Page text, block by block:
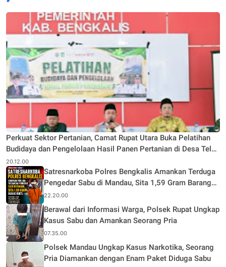
Perkuat Sektor Pertanian, Camat Rupat Utara Buka Pelatihan
Budidaya dan Pengelolaan Hasil Panen Pertanian di Desa Teluk
Rhu
20.12.00
Satresnarkoba Polres Bengkalis Amankan Terduga
Pengedar Sabu di Mandau, Sita 1,59 Gram Barang
Bukti
22.20.00
Berawal dari Informasi Warga, Polsek Rupat Ungkap
Kasus Sabu dan Amankan Seorang Pria
07.35.00
Polsek Mandau Ungkap Kasus Narkotika, Seorang
Pria Diamankan dengan Enam Paket Diduga Sabu